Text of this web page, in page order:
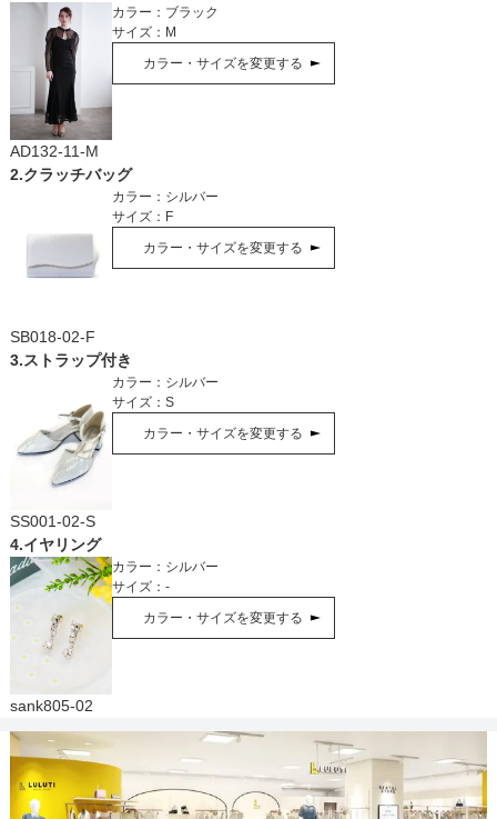
カラー： ブラック
サイズ： M
カラー・サイズを変更する
AD132-11-M
2.クラッチバッグ
カラー： シルバー
サイズ： F
カラー・サイズを変更する
SB018-02-F
3.ストラップ付き
カラー： シルバー
サイズ： S
カラー・サイズを変更する
SS001-02-S
4.イヤリング
カラー： シルバー
サイズ： -
カラー・サイズを変更する
sank805-02